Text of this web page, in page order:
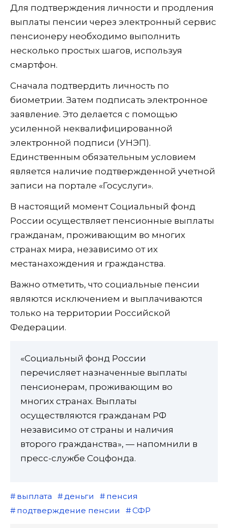
Для подтверждения личности и продления
выплаты пенсии через электронный сервис
пенсионеру необходимо выполнить
несколько простых шагов, используя
смартфон.
Сначала подтвердить личность по
биометрии. Затем подписать электронное
заявление. Это делается с помощью
усиленной неквалифицированной
электронной подписи (УНЭП).
Единственным обязательным условием
является наличие подтвержденной учетной
записи на портале «Госуслуги».
В настоящий момент Социальный фонд
России осуществляет пенсионные выплаты
гражданам, проживающим во многих
странах мира, независимо от их
местанахождения и гражданства.
Важно отметить, что социальные пенсии
являются исключением и выплачиваются
только на территории Российской
Федерации.
«Социальный фонд России
перечисляет назначенные выплаты
пенсионерам, проживающим во
многих странах. Выплаты
осуществляются гражданам РФ
независимо от страны и наличия
второго гражданства», — напомнили в
пресс-службе Соцфонда.
выплата деньги
пенсия
подтверждение пенсии
СФР